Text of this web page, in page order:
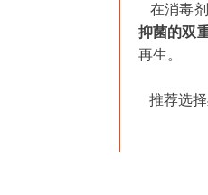
在消毒
抑菌的双
再生。
推荐选择